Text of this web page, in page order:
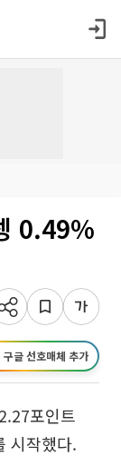
0.49%
구글 선호매체 추가
포인트
시작했다.